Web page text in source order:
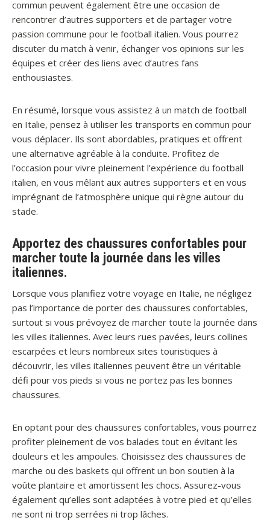
commun peuvent également être une occasion de
rencontrer d’autres supporters et de partager votre
passion commune pour le football italien. Vous pourrez
discuter du match à venir, échanger vos opinions sur les
équipes et créer des liens avec d’autres fans
enthousiastes.
En résumé, lorsque vous assistez à un match de football
en Italie, pensez à utiliser les transports en commun pour
vous déplacer. Ils sont abordables, pratiques et offrent
une alternative agréable à la conduite. Profitez de
l’occasion pour vivre pleinement l’expérience du football
italien, en vous mêlant aux autres supporters et en vous
imprégnant de l’atmosphère unique qui règne autour du
stade.
Apportez des chaussures confortables pour
marcher toute la journée dans les villes
italiennes.
Lorsque vous planifiez votre voyage en Italie, ne négligez
pas l’importance de porter des chaussures confortables,
surtout si vous prévoyez de marcher toute la journée dans
les villes italiennes. Avec leurs rues pavées, leurs collines
escarpées et leurs nombreux sites touristiques à
découvrir, les villes italiennes peuvent être un véritable
défi pour vos pieds si vous ne portez pas les bonnes
chaussures.
En optant pour des chaussures confortables, vous pourrez
profiter pleinement de vos balades tout en évitant les
douleurs et les ampoules. Choisissez des chaussures de
marche ou des baskets qui offrent un bon soutien à la
voûte plantaire et amortissent les chocs. Assurez-vous
également qu’elles sont adaptées à votre pied et qu’elles
ne sont ni trop serrées ni trop lâches.